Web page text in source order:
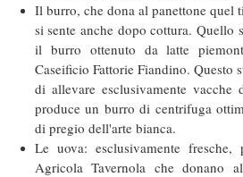
Il burro, che dona al panettone quel
si sente anche dopo cottura. Quello
il burro ottenuto da latte
Caseificio Fattorie Fiandino. Questo
di allevare esclusivamente
produce un burro di centrifuga
di pregio dell'arte bianca.
Le uova: esclusivamente fresche,
Agricola Tavernola che donano